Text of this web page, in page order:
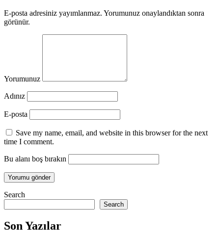
E-posta adresiniz yayımlanmaz. Yorumunuz onaylandıktan sonra
görünür.
Yorumunuz
Adınız
E-posta
Save my name, email, and website in this browser for the next
time I comment.
Bu alanı boş bırakın
Search
Search
Son Yazılar